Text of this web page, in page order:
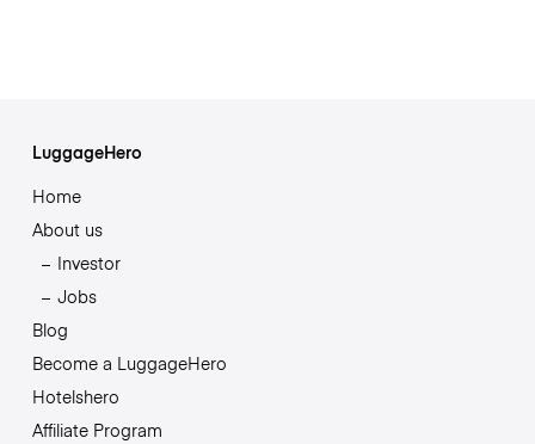
LuggageHero
Home
About us
Investor
Jobs
Blog
Become a LuggageHero
Hotelshero
Affiliate Program